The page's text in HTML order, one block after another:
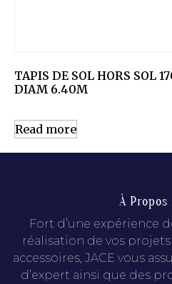
TAPIS DE SOL HORS SOL
DIAM 6.40M
Read more
À Propos
Fort d’une expérience
réalisation de vos projets
accessoires, JACE vous
d’expert ainsi que des